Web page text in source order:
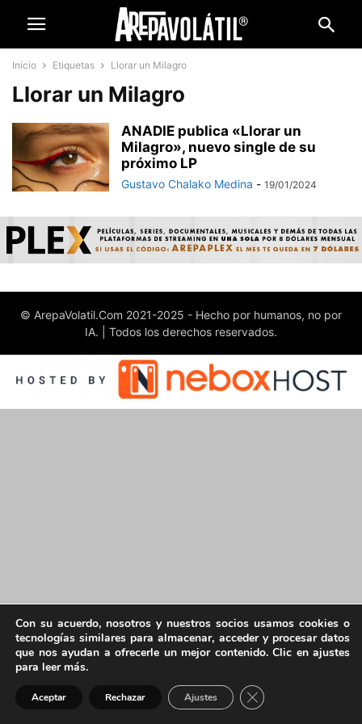
Inicio Etiquetas Llorar un Milagro
Llorar un Milagro
ANADIE publica «Llorar un
Milagro», nuevo single de su
próximo LP
Gustavo Chalako Medina - 19/01/2024
© ArepaVolatil.Com 2021-2025 - Hecho por humanos, no por
IA. | Todos los derechos reservados.
Con su acuerdo, nosotros y nuestros socios usamos cookies o
tecnologías similares para almacenar, acceder y procesar datos
que nos ayudan a ofrecerle un mejor contenido. Clic en ajustes
para leer más.
Aceptar Rechazar Ajustes Cerrar el banner de